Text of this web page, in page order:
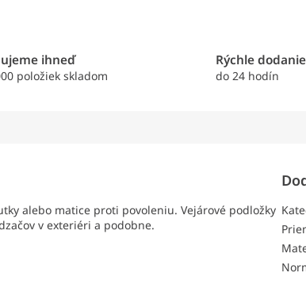
ihneď
položiek skladom
Rýchle dodanie
do 24 hodín
alebo matice proti povoleniu. Vejárové podložky
v exteriéri a podobne.